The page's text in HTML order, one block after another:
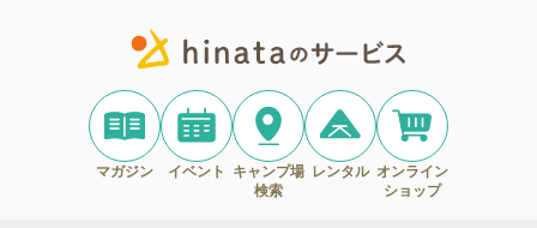
マガジン イベント
キャンプ場
検索
レンタル オンライン
ショップ